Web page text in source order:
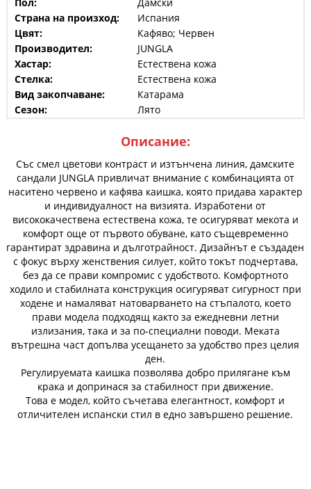
Страна на произход:
Испания
Цвят:
Кафяво; Червен
Производител:
JUNGLA
Хастар:
Естествена кожа
Стелка:
Естествена кожа
Вид закопчаване:
Катарама
Сезон:
Лято
Описание:
Със смел цветови контраст и изтънчена линия, дамските
сандали JUNGLA привличат внимание с комбинацията от
наситено червено и кафява каишка, която придава характер
и индивидуалност на визията. Изработени от
висококачествена естествена кожа, те осигуряват мекота и
комфорт още от първото обуване, като същевременно
гарантират здравина и дълготрайност. Дизайнът е създаден
с фокус върху женствения силует, който токът подчертава,
без да се прави компромис с удобството. Комфортното
ходило и стабилната конструкция осигуряват сигурност при
ходене и намаляват натоварването на стъпалото, което
прави модела подходящ както за ежедневни летни
излизания, така и за по-специални поводи. Меката
вътрешна част допълва усещането за удобство през целия
ден.
Регулируемата каишка позволява добро прилягане към
крака и допринася за стабилност при движение.
Това е модел, който съчетава елегантност, комфорт и
отличителен испански стил в едно завършено решение.